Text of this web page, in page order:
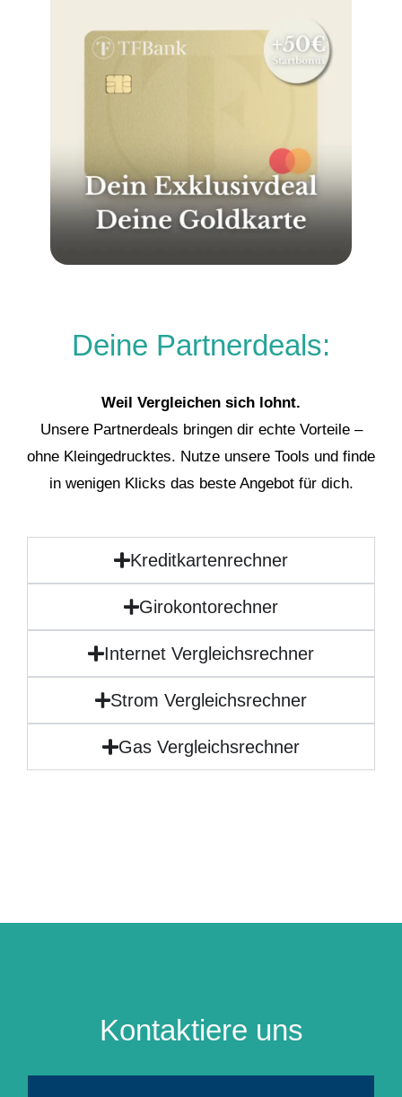
Deine Partnerdeals:
Weil Vergleichen sich lohnt.
Unsere Partnerdeals bringen dir echte Vorteile –
ohne Kleingedrucktes. Nutze unsere Tools und finde
in wenigen Klicks das beste Angebot für dich.
Kreditkartenrechner
Girokontorechner
Internet Vergleichsrechner
Strom Vergleichsrechner
Gas Vergleichsrechner
Kontaktiere uns